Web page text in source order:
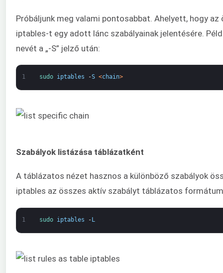
Próbáljunk meg valami pontosabbat. Ahelyett, hogy
iptables-t egy adott lánc szabályainak jelentésére.
nevét a „-S” jelző után:
1 sudo iptables -S <chain>
Szabályok listázása táblázatként
A táblázatos nézet hasznos a különböző szabályok
iptables az összes aktív szabályt táblázatos
1 sudo iptables -L